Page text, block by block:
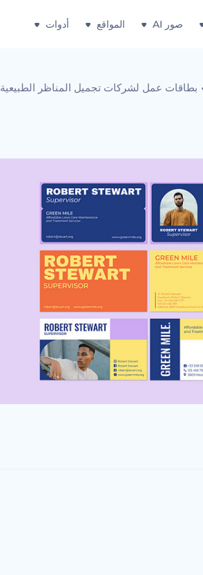
صور AI المواقع أدوات
بطاقات عمل لشركات تجميل المناظر الطبيعية